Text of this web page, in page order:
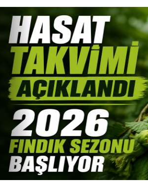
YENİ PARTİ
BAŞKANLIĞINDA
PROGRAMI